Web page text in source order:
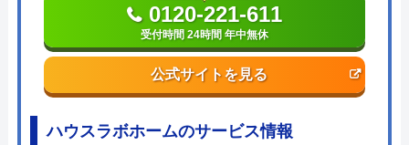
公式サイトを見る
0120-221-611
受付時間 24時間 年中無休
ハウスラボホームのサービス情報